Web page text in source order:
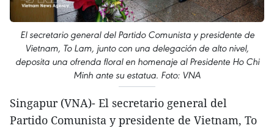
El secretario general del Partido Comunista y presidente de
Vietnam, To Lam, junto con una delegación de alto nivel,
deposita una ofrenda floral en homenaje al Presidente Ho Chi
Minh ante su estatua. Foto: VNA
Singapur (VNA)- El secretario general del
Partido Comunista y presidente de Vietnam, To